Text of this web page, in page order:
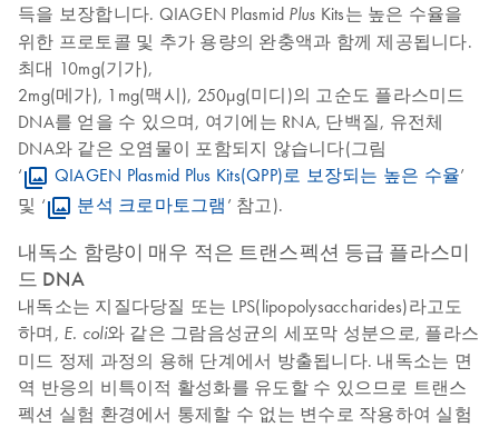
득을 보장합니다. QIAGEN Plasmid Plus Kits는 높은 수율을
위한 프로토콜 및 추가 용량의 완충액과 함께 제공됩니다.
최대 10mg(기가),
2mg(메가), 1mg(맥시), 250μg(미디)의 고순도 플라스미드
DNA를 얻을 수 있으며, 여기에는 RNA, 단백질, 유전체
DNA와 같은 오염물이 포함되지 않습니다(그림
‘
QIAGEN Plasmid Plus Kits(QPP)로 보장되는 높은 수율’
및 ‘
분석 크로마토그램 ’ 참고).
내독소 함량이 매우 적은 트랜스펙션 등급 플라스미
드 DNA
내독소는 지질다당질 또는 LPS(lipopolysaccharides)라고도
하며, E. coli와 같은 그람음성균의 세포막 성분으로, 플라스
미드 정제 과정의 용해 단계에서 방출됩니다. 내독소는 면
역 반응의 비특이적 활성화를 유도할 수 있으므로 트랜스
펙션 실험 환경에서 통제할 수 없는 변수로 작용하여 실험